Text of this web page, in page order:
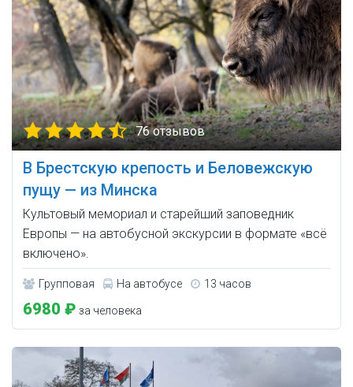
76 отзывов
В Брестскую крепость и Беловежскую
пущу — из Минска
Культовый мемориал и старейший заповедник
Европы — на автобусной экскурсии в формате «всё
включено».
Групповая На автобусе 13 часов
6980 ₽ за человека